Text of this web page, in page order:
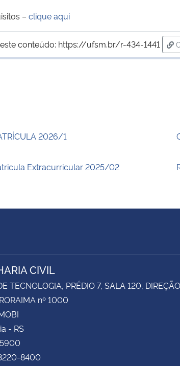
– clique aqui
conteúdo: https://ufsm.br/r-434-1441
2026/1
Extracurricular 2025/02
CIVIL
TECNOLOGIA, PRÉDIO 7, SALA 120,
nº 1000
- RS
8400